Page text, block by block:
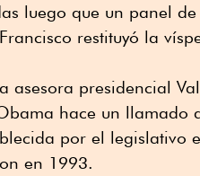
luego que un panel
restituyó la
asesora presidencial
hace un llamado
por el legislativo
en 1993.